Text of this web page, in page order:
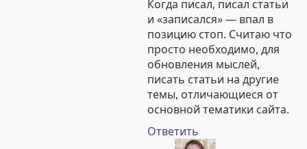
Когда писал, писал статьи
и «записался» — впал в
позицию стоп. Считаю что
просто необходимо, для
обновления мыслей,
писать статьи на другие
темы, отличающиеся от
основной тематики сайта.
Ответить